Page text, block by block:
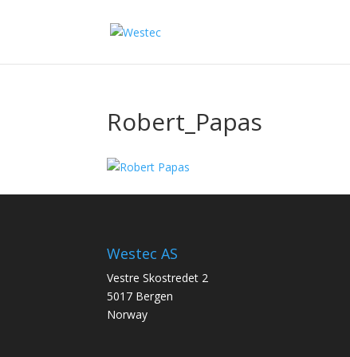
Robert_Papas
Westec AS
Vestre Skostredet 2
5017 Bergen
Norway